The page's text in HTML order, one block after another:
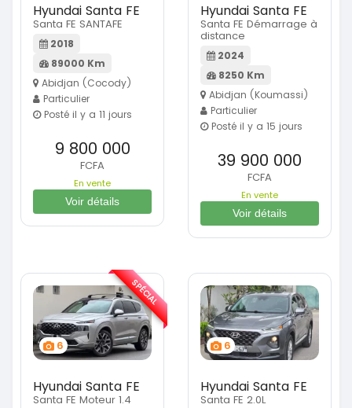
Hyundai Santa FE
Santa FE SANTAFE
2018
89000 Km
Abidjan (Cocody)
Particulier
Posté il y a 11 jours
9 800 000
FCFA
En vente
Voir détails
Hyundai Santa FE
Santa FE Démarrage à
distance
2024
8250 Km
Abidjan (Koumassi)
Particulier
Posté il y a 15 jours
39 900 000
FCFA
En vente
Voir détails
6
Hyundai Santa FE
Santa FE Moteur 1.4
SPÉCIAL
6
Hyundai Santa FE
Santa FE 2.0L